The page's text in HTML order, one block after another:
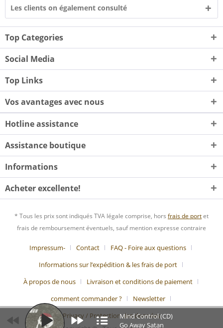
Les clients on également consulté
Top Categories
Social Media
Top Links
Vos avantages avec nous
Hotline assistance
Assistance boutique
Informations
Acheter excellente!
* Tous les prix sont indiqués TVA légale comprise, hors frais de portet
frais de remboursement éventuels, sauf mention expresse contraire
Impressum- Contact
FAQ - Foire aux questions
Informations sur l’expédition & les frais de port
À propos de nous
Livraison et conditions de paiement
comment commander ?
Newsletter
Privacy / Protection des données
Mind Control (CD)
Go Away Satan